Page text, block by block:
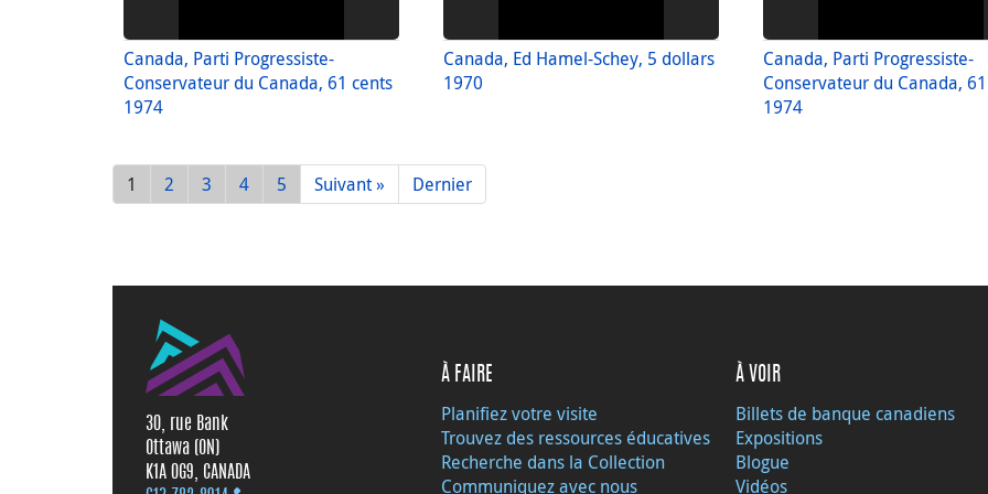
Canada, Parti Progressiste-
Conservateur du Canada, 61 cents
1974
Canada, Ed Hamel-Schey, 5 dollars
1970
Canada, Parti Progressiste-
Conservateur du Canada,
1974
1 2 3 4 5 Suivant » Dernier
30, rue Bank
Ottawa (ON)
K1A 0G9, CANADA
À FAIRE
Planifiez votre visite
Trouvez des ressources éducatives
Recherche dans la Collection
Communiquez avec nous
À VOIR
Billets de banque canadiens
Expositions
Blogue
Vidéos